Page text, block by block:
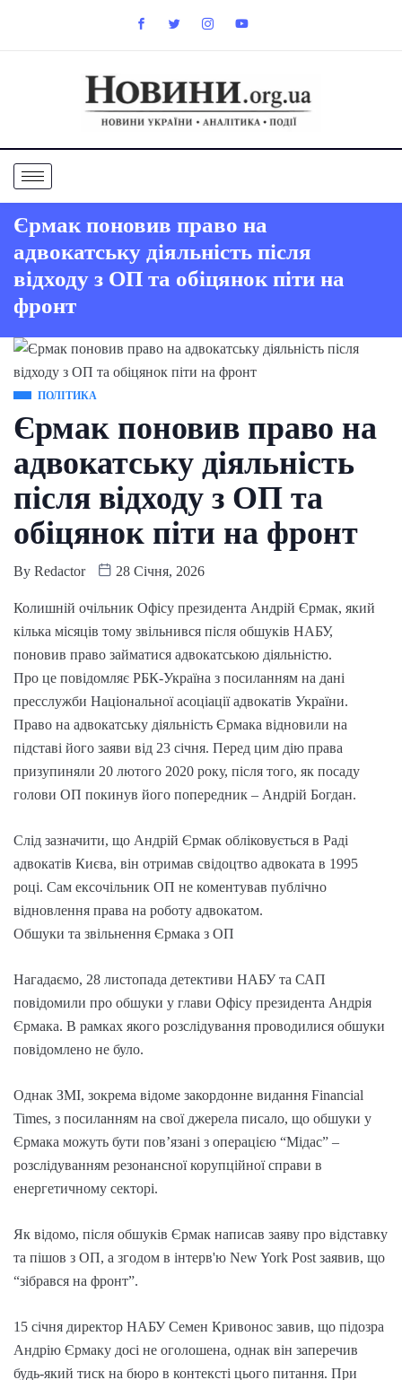
Єрмак поновив право на
адвокатську діяльність після
відходу з ОП та обіцянок піти на
фронт
ПОЛІТИКА
Єрмак поновив право на
адвокатську діяльність
після відходу з ОП та
обіцянок піти на фронт
By Redactor 28 Січня, 2026
Колишній очільник Офісу президента Андрій Єрмак, який
кілька місяців тому звільнився після обшуків НАБУ,
поновив право займатися адвокатською діяльністю.
Про це повідомляє РБК-Україна з посиланням на дані
пресслужби Національної асоціації адвокатів України.
Право на адвокатську діяльність Єрмака відновили на
підставі його заяви від 23 січня. Перед цим дію права
призупиняли 20 лютого 2020 року, після того, як посаду
голови ОП покинув його попередник – Андрій Богдан.
Слід зазначити, що Андрій Єрмак обліковується в Раді
адвокатів Києва, він отримав свідоцтво адвоката в 1995
році. Сам ексочільник ОП не коментував публічно
відновлення права на роботу адвокатом.
Обшуки та звільнення Єрмака з ОП
Нагадаємо, 28 листопада детективи НАБУ та САП
повідомили про обшуки у глави Офісу президента Андрія
Єрмака. В рамках якого розслідування проводилися обшуки
повідомлено не було.
Однак ЗМІ, зокрема відоме закордонне видання Financial
Times, з посиланням на свої джерела писало, що обшуки у
Єрмака можуть бути повʼязані з операцією “Мідас” –
розслідуванням резонансної корупційної справи в
енергетичному секторі.
Як відомо, після обшуків Єрмак написав заяву про відставку
та пішов з ОП, а згодом в інтерв'ю New York Post заявив, що
“зібрався на фронт”.
15 січня директор НАБУ Семен Кривонос завив, що підозра
Андрію Єрмаку досі не оголошена, однак він заперечив
будь-який тиск на бюро в контексті цього питання. При